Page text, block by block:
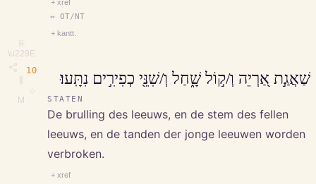
⎘
\u229E
M
+ xref
↔ OT/NT
+ kantt.
10 שַׁאֲגַ֣ת אַ֭רְיֵה וְ/ק֣וֹל שָׁ֑חַל וְ/שִׁנֵּ֖י כְפִירִ֣ים נִתָּֽעוּ׃
STATEN
De brulling des leeuws, en de stem des fellen
leeuws, en de tanden der jonge leeuwen worden
verbroken.
+ xref